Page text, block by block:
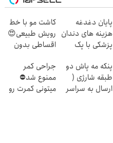
پایان دغدغه
هزینه های دندان
پزشکی با پک
خانگی
کاشت مو با خط
رویش طبیعی😍
اقساطی بدون
پنکه مه پاش دو
طبقه شارژی (
ارسال به سراسر
جراحی کمر
ممنوع شد⛔
میتونی کمرت رو